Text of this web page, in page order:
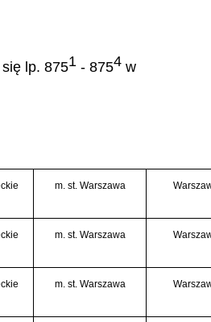
lp. 8751 - 8754 w
m. st. Warszawa
m. st. Warszawa
m. st. Warszawa